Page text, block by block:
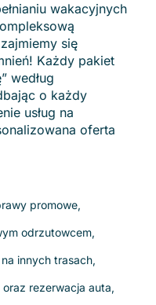
wakacyjnych
się
Każdy pakiet
według
o każdy
usług na
oferta
promowe,
odrzutowcem,
innych trasach,
rezerwacja auta,